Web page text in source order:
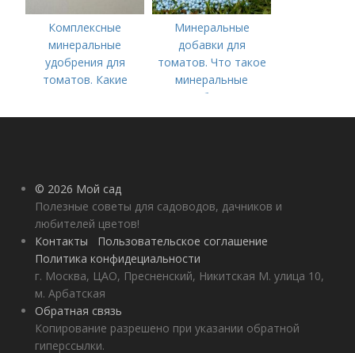
Комплексные
минеральные
удобрения для
томатов. Какие
используются для
Минеральные
добавки для
томатов. Что такое
минеральные
удобрения
© 2026 Мой сад
Полезные советы для садоводов, дачников и
любителей цветов!
Контакты
Пользовательское соглашение
Политика конфидециальности
г. Москва, ЦАО, Пресненский, Никитская М. улица 10,
м. Арбатская
Обратная связь
Копирование разрешено при указании обратной
гиперссылки.